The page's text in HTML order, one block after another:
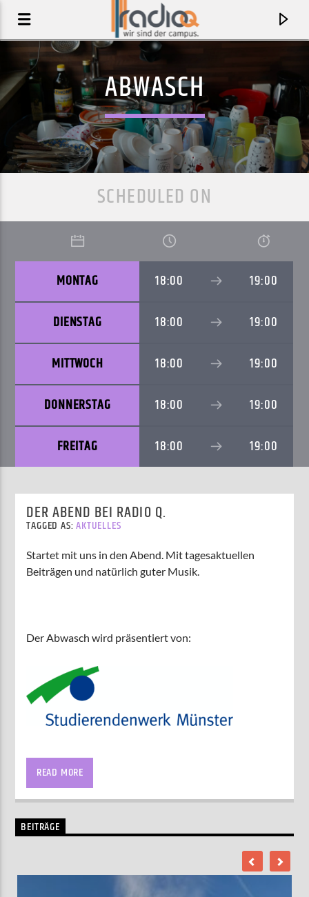
AKTUELLER TRACK
JAPAN (SATIN JACKETS REMIX)
TYCHO
AKTUELLE SENDUNG
MOEBIUS
00:00 09:00
ABWASCH
SCHEDULED ON
MONTAG 18:00 19:00
DIENSTAG 18:00 19:00
MITTWOCH 18:00 19:00
DONNERSTAG 18:00 19:00
FREITAG 18:00 19:00
DER ABEND BEI RADIO Q.
TAGGED AS:AKTUELLES
Startet mit uns in den Abend. Mit tagesaktuellen
Beiträgen und natürlich guter Musik.
Der Abwasch wird präsentiert von:
die Nacht starten kann. Das ganze mit aktuellen
Album der Woche und Veranstaltungs-Tipps für den
READ MORE
BEITRÄGE